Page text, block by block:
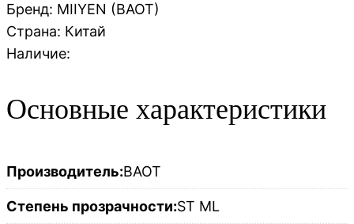
Бренд: MIIYEN (BAOT)
Страна: Китай
Наличие:
Основные характеристики
Производитель:BAOT
Степень прозрачности:ST ML